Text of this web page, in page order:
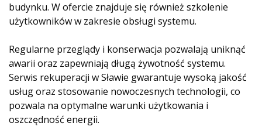
budynku. W ofercie znajduje się również szkolenie
użytkowników w zakresie obsługi systemu.
Regularne przeglądy i konserwacja pozwalają uniknąć
awarii oraz zapewniają długą żywotność systemu.
Serwis rekuperacji w Sławie gwarantuje wysoką jakość
usług oraz stosowanie nowoczesnych technologii, co
pozwala na optymalne warunki użytkowania i
oszczędność energii.